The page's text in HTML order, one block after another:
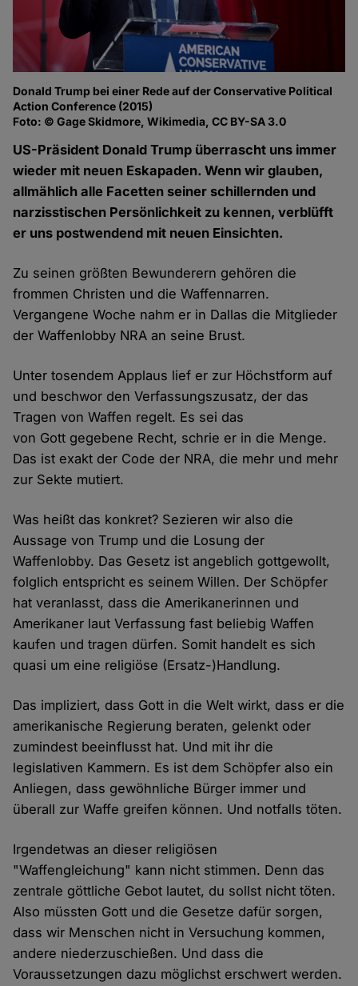
Donald Trump bei einer Rede auf der Conservative Political
Action Conference (2015)
Foto: © Gage Skidmore, Wikimedia, CC BY-SA 3.0
US-Präsident Donald Trump überrascht uns immer
wieder mit neuen Eskapaden. Wenn wir glauben,
allmählich alle Facetten seiner schillernden und
narzisstischen Persönlichkeit zu kennen, verblüfft
er uns postwendend mit neuen Einsichten.
Zu seinen größten Bewunderern gehören die
frommen Christen und die Waffennarren.
Vergangene Woche nahm er in Dallas die Mitglieder
der Waffenlobby NRA an seine Brust.
Unter tosendem Applaus lief er zur Höchstform auf
und beschwor den Verfassungszusatz, der das
Tragen von Waffen regelt. Es sei das
von Gott gegebene Recht, schrie er in die Menge.
Das ist exakt der Code der NRA, die mehr und mehr
zur Sekte mutiert.
Was heißt das konkret? Sezieren wir also die
Aussage von Trump und die Losung der
Waffenlobby. Das Gesetz ist angeblich gottgewollt,
folglich entspricht es seinem Willen. Der Schöpfer
hat veranlasst, dass die Amerikanerinnen und
Amerikaner laut Verfassung fast beliebig Waffen
kaufen und tragen dürfen. Somit handelt es sich
quasi um eine religiöse (Ersatz-)Handlung.
Das impliziert, dass Gott in die Welt wirkt, dass er die
amerikanische Regierung beraten, gelenkt oder
zumindest beeinflusst hat. Und mit ihr die
legislativen Kammern. Es ist dem Schöpfer also ein
Anliegen, dass gewöhnliche Bürger immer und
überall zur Waffe greifen können. Und notfalls töten.
Irgendetwas an dieser religiösen
"Waffengleichung" kann nicht stimmen. Denn das
zentrale göttliche Gebot lautet, du sollst nicht töten.
Also müssten Gott und die Gesetze dafür sorgen,
dass wir Menschen nicht in Versuchung kommen,
andere niederzuschießen. Und dass die
Voraussetzungen dazu möglichst erschwert werden.